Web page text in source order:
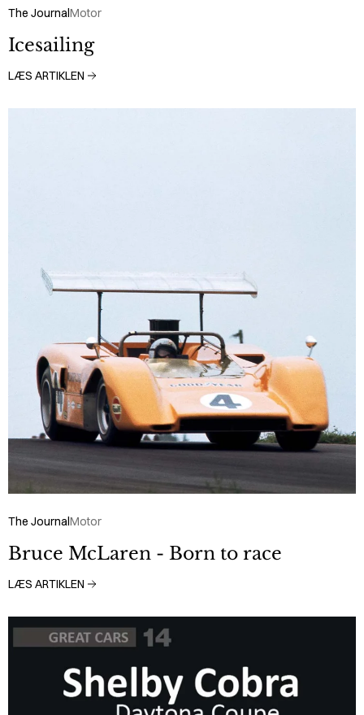
The JournalMotor
Icesailing
LÆS ARTIKLEN
The JournalMotor
Bruce McLaren - Born to race
LÆS ARTIKLEN